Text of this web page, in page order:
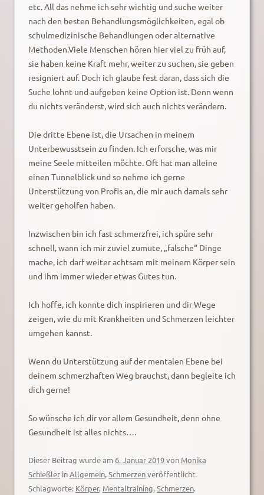
etc. All das nehme ich sehr wichtig und suche weiter
nach den besten Behandlungsmöglichkeiten, egal ob
schulmedizinische Behandlungen oder alternative
Methoden.Viele Menschen hören hier viel zu früh auf,
sie haben keine Kraft mehr, weiter zu suchen, sie geben
resigniert auf. Doch ich glaube fest daran, dass sich die
Suche lohnt und aufgeben keine Option ist. Denn wenn
du nichts veränderst, wird sich auch nichts verändern.
Die dritte Ebene ist, die Ursachen in meinem
Unterbewusstsein zu finden. Ich erforsche, was mir
meine Seele mitteilen möchte. Oft hat man alleine
einen Tunnelblick und so nehme ich gerne
Unterstützung von Profis an, die mir auch damals sehr
weiter geholfen haben.
Inzwischen bin ich fast schmerzfrei, ich spüre sehr
schnell, wann ich mir zuviel zumute, „falsche“ Dinge
mache, ich darf weiter achtsam mit meinem Körper sein
und ihm immer wieder etwas Gutes tun.
Ich hoffe, ich konnte dich inspirieren und dir Wege
zeigen, wie du mit Krankheiten und Schmerzen leichter
umgehen kannst.
Wenn du Unterstützung auf der mentalen Ebene bei
deinem schmerzhaften Weg brauchst, dann begleite ich
dich gerne!
So wünsche ich dir vor allem Gesundheit, denn ohne
Gesundheit ist alles nichts….
Dieser Beitrag wurde am 6. Januar 2019von Monika
Schießler inAllgemein,Schmerzenveröffentlicht.
Schlagworte: Körper, Mentaltraining,Schmerzen.